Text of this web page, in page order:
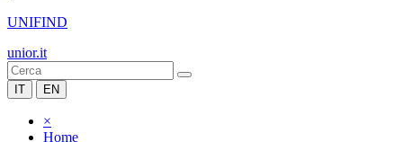
UNIFIND
unior.it
IT EN
×
Home